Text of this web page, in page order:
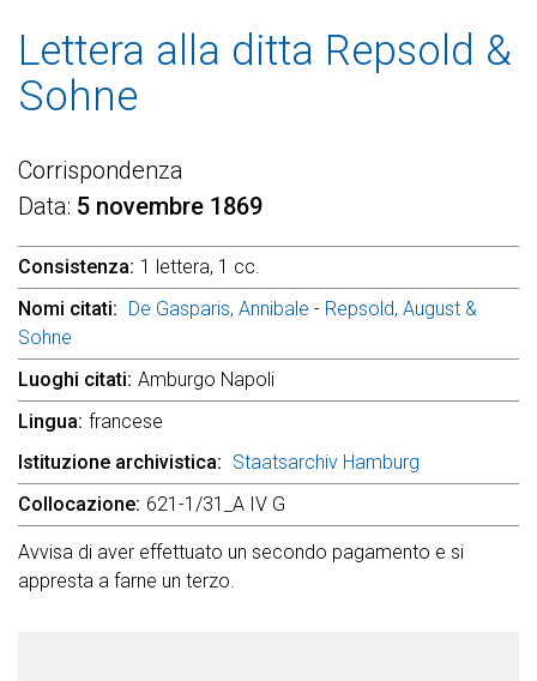
Lettera alla ditta Repsold &
Sohne
Corrispondenza
Data 5 novembre 1869
Consistenza 1 lettera, 1 cc.
Nomi citati
De Gasparis, Annibale - Repsold, August &
Sohne
Luoghi citati Amburgo Napoli
Lingua francese
Istituzione archivistica
Staatsarchiv Hamburg
Collocazione 621-1/31_A IV G
Avvisa di aver effettuato un secondo pagamento e si
appresta a farne un terzo.